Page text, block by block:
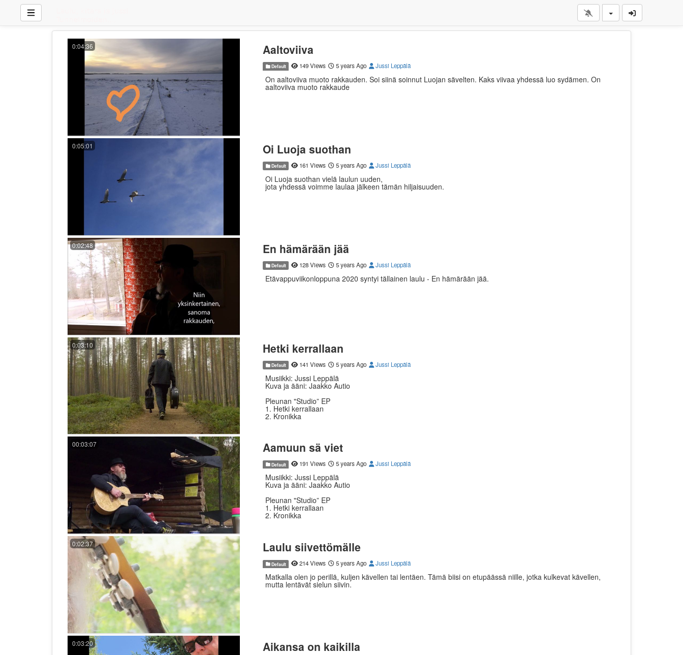
0:04:36 Aaltoviiva
Default 149 Views 5 years Ago Jussi Leppälä
On aaltoviiva muoto rakkauden. Soi siinä soinnut Luojan sävelten. Kaks viivaa yhdessä luo sydämen. On
aaltoviiva muoto rakkaude
0:05:01 Oi Luoja suothan
Default 161 Views 5 years Ago Jussi Leppälä
Oi Luoja suothan vielä laulun uuden,
jota yhdessä voimme laulaa jälkeen tämän hiljaisuuden.
0:02:48 En hämärään jää
Default 128 Views 5 years Ago Jussi Leppälä
Etävappuviikonloppuna 2020 syntyi tällainen laulu - En hämärään jää.
0:03:10 Hetki kerrallaan
Default 141 Views 5 years Ago Jussi Leppälä
Musiikki: Jussi Leppälä
Kuva ja ääni: Jaakko Autio
Pleunan "Studio” EP
1. Hetki kerrallaan
2. Kronikka
Kuvattu Kalajoella, Pleunan "Studiolla" 08 05 2020.
00:03:07 Aamuun sä viet
Default 191 Views 5 years Ago Jussi Leppälä
Musiikki: Jussi Leppälä
Kuva ja ääni: Jaakko Autio
Pleunan "Studio” EP
1. Hetki kerrallaan
2. Kronikka
Kuvattu Kalajoella, Pleunan "Studiolla" 08 05 2020.
0:02:37 Laulu siivettömälle
Default 214 Views 5 years Ago Jussi Leppälä
Matkalla olen jo perillä, kuljen kävellen tai lentäen. Tämä biisi on etupäässä niille, jotka kulkevat kävellen,
mutta lentävät sielun siivin.
0:03:20 Aikansa on kaikilla